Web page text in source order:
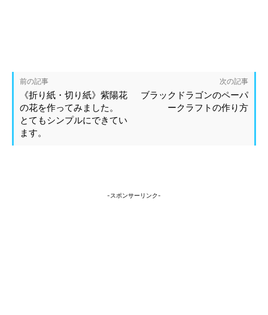
前の記事
《折り紙・切り紙》紫陽花
の花を作ってみました。
とてもシンプルにできてい
ます。
次の記事
ブラックドラゴンのペーパ
ークラフトの作り方
-スポンサーリンク-